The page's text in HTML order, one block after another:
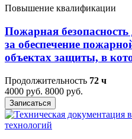
Повышение квалификации
Пожарная
за обеспечение
объектах защиты, в
объектах защиты,
повышенной
взрывопожароопасно
Продолжительность 72 ч
4000 руб. 8000 руб.
Записаться